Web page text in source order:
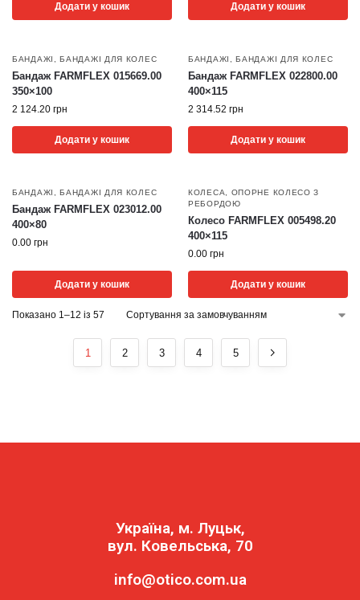
Додати у кошик Додати у кошик
БАНДАЖІ ,БАНДАЖІ ДЛЯ КОЛЕС
Бандаж FARMFLEX 015669.00
350×100
2 124.20 грн
Додати у кошик
БАНДАЖІ ,БАНДАЖІ ДЛЯ КОЛЕС
Бандаж FARMFLEX 022800.00
400×115
2 314.52 грн
Додати у кошик
БАНДАЖІ ,БАНДАЖІ ДЛЯ КОЛЕС
Бандаж FARMFLEX 023012.00
400×80
0.00 грн
Додати у кошик
КОЛЕСА
ОПОРНЕ КОЛЕСО З
РЕБОРДОЮ
Колесо FARMFLEX 005498.20
400×115
0.00 грн
Додати у кошик
Показано 1–12 із 57
1 2 3 4 5
Україна, м. Луцьк,
вул. Ковельська, 70
info@otico.com.ua